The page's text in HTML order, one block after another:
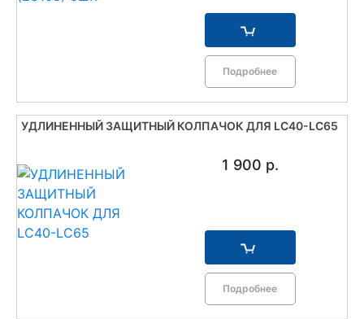
Подробнее
УДЛИНЕННЫЙ ЗАЩИТНЫЙ КОЛПАЧОК ДЛЯ LC40-LC65
1 900 р.
Подробнее